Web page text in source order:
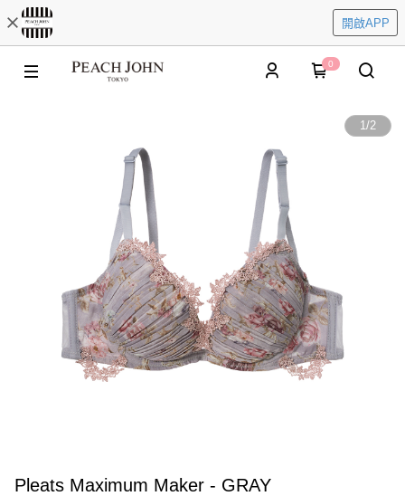
開啟APP
0
1/2
Pleats Maximum Maker - GRAY